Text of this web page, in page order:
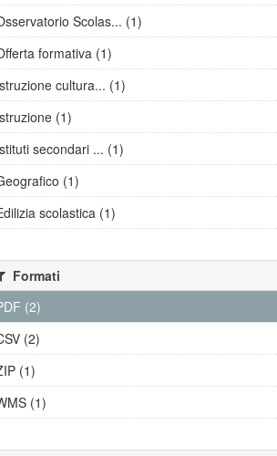
Scolas... (1)
formativa (1)
cultura... (1)
(1)
secondari ... (1)
(1)
scolastica (1)
Formati
(2)
(2)
(1)
(1)